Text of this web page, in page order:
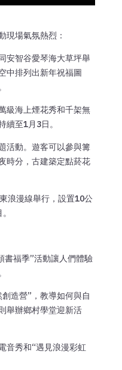
現場氣氛熱烈：
安智谷愛琴海大草坪舉
中排列出新年祝福圖
級海上煙花秀和千架無
續至1月3日。
活動。遊客可以參與篝
時分，古建築定點菸花
浪漫線舉行，設置10公
書福季”活動讓人們體驗
造營”，教導如何與自
舉辦鄉村學堂迎新活
音秀和“遇見浪漫彩虹